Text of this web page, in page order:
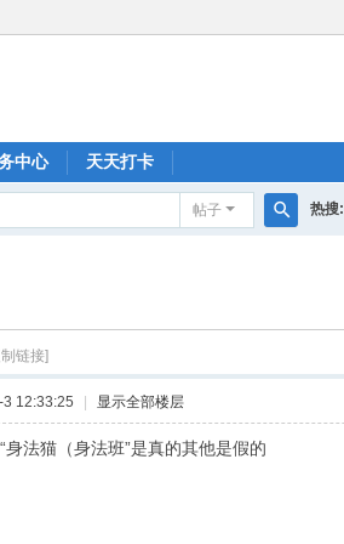
中心 天天打卡
帖子 热搜:
制链接]
12:33:25 显示全部楼层
身法猫（身法班”是真的其他是假的